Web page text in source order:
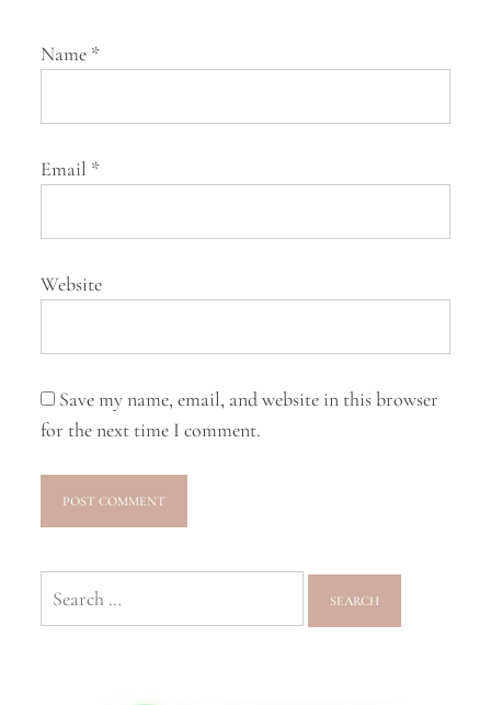
Name *
Email *
Website
Save my name, email, and website in this browser
for the next time I comment.